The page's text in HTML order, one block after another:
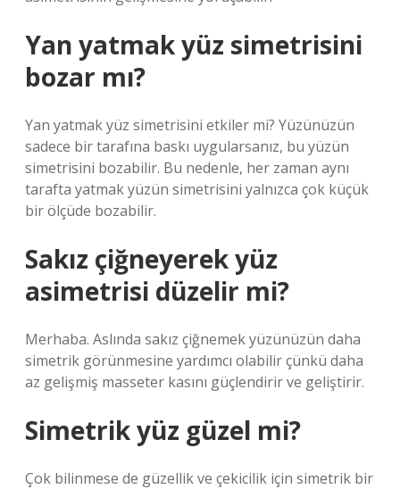
Yan yatmak yüz simetrisini
bozar mı?
Yan yatmak yüz simetrisini etkiler mi? Yüzünüzün
sadece bir tarafına baskı uygularsanız, bu yüzün
simetrisini bozabilir. Bu nedenle, her zaman aynı
tarafta yatmak yüzün simetrisini yalnızca çok küçük
bir ölçüde bozabilir.
Sakız çiğneyerek yüz
asimetrisi düzelir mi?
Merhaba. Aslında sakız çiğnemek yüzünüzün daha
simetrik görünmesine yardımcı olabilir çünkü daha
az gelişmiş masseter kasını güçlendirir ve geliştirir.
Simetrik yüz güzel mi?
Çok bilinmese de güzellik ve çekicilik için simetrik bir